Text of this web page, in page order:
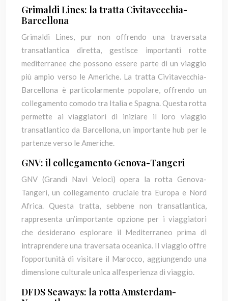
Grimaldi Lines: la tratta Civitavecchia-
Barcellona
Grimaldi Lines, pur non offrendo una traversata
transatlantica diretta, gestisce importanti rotte
mediterranee che possono essere parte di un viaggio
più ampio verso le Americhe. La tratta Civitavecchia-
Barcellona è particolarmente popolare, offrendo un
collegamento comodo tra Italia e Spagna. Questa rotta
permette ai viaggiatori di iniziare il loro viaggio
transatlantico da Barcellona, un importante hub per le
partenze verso le Americhe.
GNV: il collegamento Genova-Tangeri
GNV (Grandi Navi Veloci) opera la rotta Genova-
Tangeri, un collegamento cruciale tra Europa e Nord
Africa. Questa tratta, sebbene non transatlantica,
rappresenta un’importante opzione per i viaggiatori
che desiderano esplorare il Mediterraneo prima di
intraprendere una traversata oceanica. Il viaggio offre
l’opportunità di visitare il Marocco, aggiungendo una
dimensione culturale unica all’esperienza di viaggio.
DFDS Seaways: la rotta Amsterdam-